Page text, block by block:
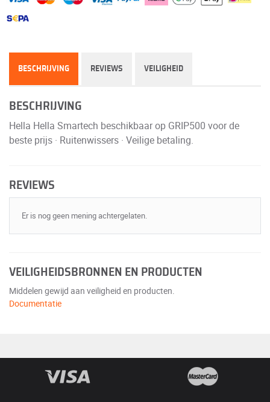
BESCHRIJVING REVIEWS VEILIGHEID
BESCHRIJVING
Hella Hella Smartech beschikbaar op GRIP500 voor de
beste prijs · Ruitenwissers · Veilige betaling.
REVIEWS
Er is nog geen mening achtergelaten.
VEILIGHEIDSBRONNEN EN PRODUCTEN
Middelen gewijd aan veiligheid en producten.
Documentatie